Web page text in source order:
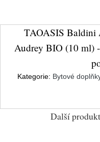
TAOASIS Baldini
Audrey BIO (10 ml)
Kategorie: Bytové
Další